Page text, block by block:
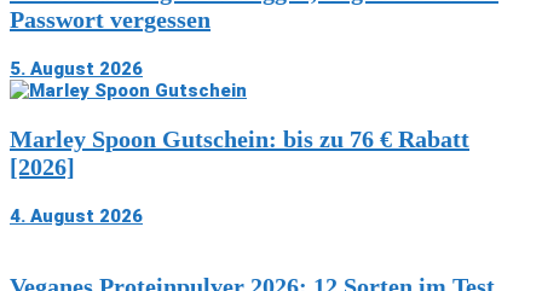
Passwort vergessen
5. August 2026
Marley Spoon Gutschein: bis zu 76 € Rabatt
[2026]
4. August 2026